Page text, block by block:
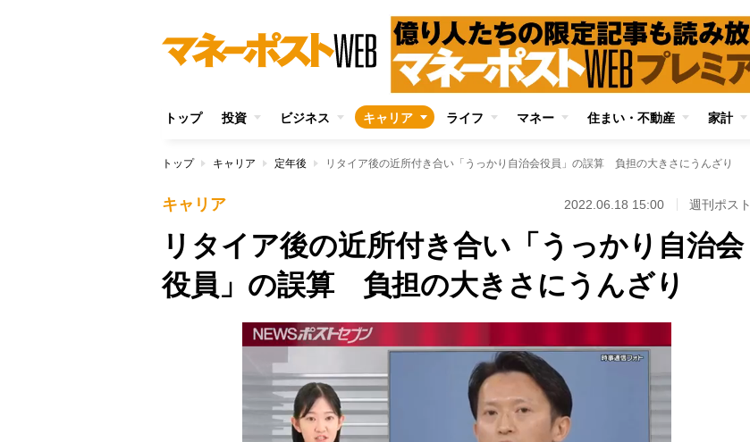
トップ 投資 ビジネス キャリア ライフ マネー 住まい・不動産 家計
トップ キャリア 定年後 リタイア後の近所付き合い「うっかり自治会役員」の誤算 負担の大きさにうんざり
キャリア 2022.06.18 15:00 週刊ポスト
リタイア後の近所付き合い「うっかり自治会
役員」の誤算 負担の大きさにうんざり